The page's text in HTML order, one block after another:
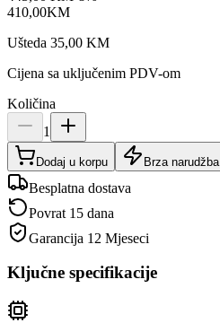
410,00KM
Ušteda 35,00 KM
Cijena sa uključenim PDV-om
Količina
1
Dodaj u korpu Brza narudžba
Besplatna dostava
Povrat 15 dana
Garancija 12 Mjeseci
Ključne specifikacije